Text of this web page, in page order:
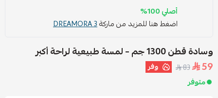
أصلي 100%
اضغط هنا للمزيد من ماركةDREAMORA 3
وسادة قطن 1300 جم – لمسة طبيعية لراحة أكبر
59
83 وفر
متوفر